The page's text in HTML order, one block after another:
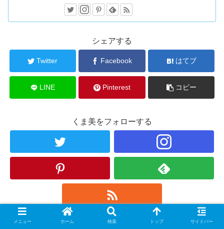
シェアする
Twitter Facebook はてブ
LINE Pinterest コピー
くま美をフォローする
メニュー ホーム 検索 トップ サイドバー